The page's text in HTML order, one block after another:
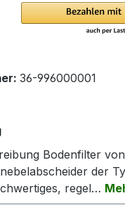
36-996000001
Bodenfilter
der
regel…